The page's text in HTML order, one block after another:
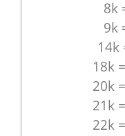
8k
9k
14k
18k
20k
21k
22k